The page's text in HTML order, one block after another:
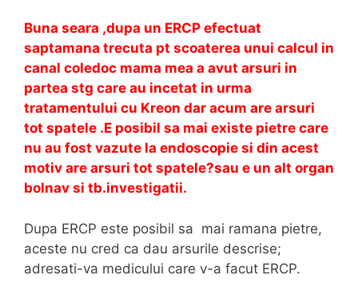
Buna seara ,dupa un ERCP efectuat
saptamana trecuta pt scoaterea unui calcul in
canal coledoc mama mea a avut arsuri in
partea stg care au incetat in urma
tratamentului cu Kreon dar acum are arsuri
tot spatele .E posibil sa mai existe pietre care
nu au fost vazute la endoscopie si din acest
motiv are arsuri tot spatele?sau e un alt organ
bolnav si tb.investigatii.
Dupa ERCP este posibil sa mai ramana pietre,
aceste nu cred ca dau arsurile descrise;
adresati-va medicului care v-a facut ERCP.